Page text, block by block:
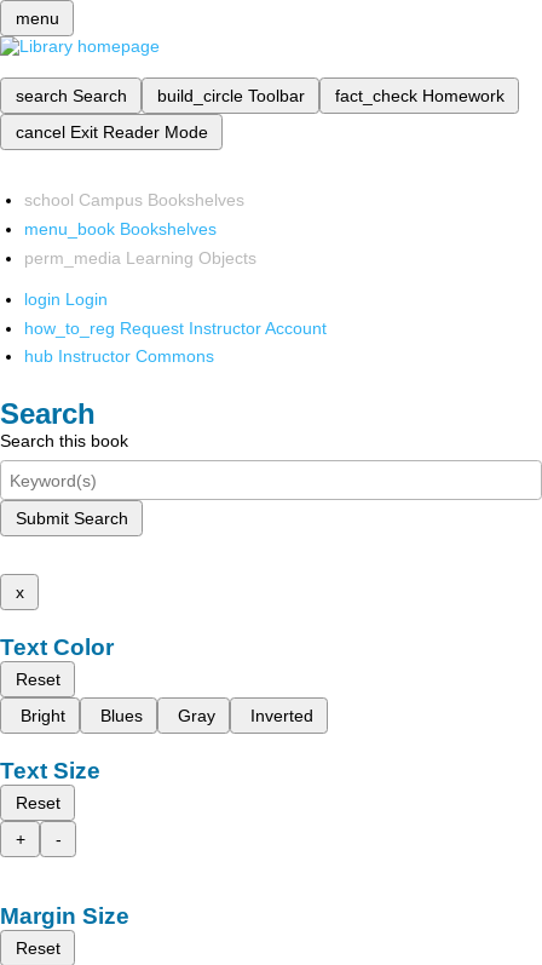
menu
search Search build_circle Toolbar fact_check Homework
cancel Exit Reader Mode
school Campus Bookshelves
menu_book Bookshelves
perm_media Learning Objects
login Login
how_to_reg Request Instructor Account
hub Instructor Commons
Search
Search this book
Submit Search
x
Text Color
Reset
Bright
Blues Gray Inverted
Text Size
Reset
+
-
Margin Size
Reset